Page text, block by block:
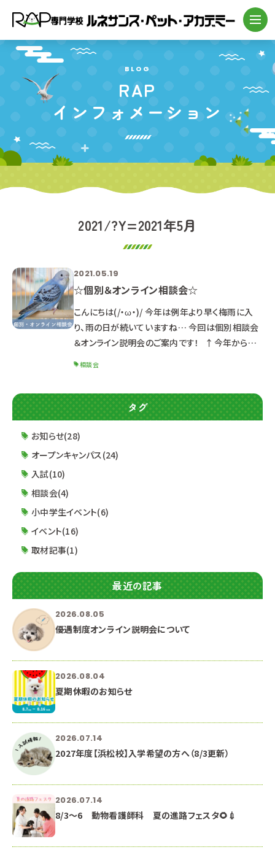
BLOG
RAP
インフォメーション
2021/?Y=2021年5月
2021.05.19
☆個別＆オンライン相談会☆
こんにちは(/・ω・)/ 今年は例年より早く梅雨に入
り、雨の日が続いていますね… 今回は個別相談会
＆オンライン説明会のご案内です！ ↑今年から学
相談会〇 内容：学科説明・入試説明・適性検査
（2022年度生のみ）・保護者説明・質疑応答など 平
日 9:00～17:00 ご希望の日時をお知らせくださ
い 〇個別入学相
相談会
タグ
お知らせ(28)
オープンキャンパス(24)
入試(10)
相談会(4)
小中学生イベント(6)
イベント(16)
取材記事(1)
最近の記事
2026.08.05
優遇制度オンライン説明会について
2026.08.04
夏期休暇のお知らせ
2026.07.14
2027年度【浜松校】入学希望の方へ（8/3更新）
2026.07.14
8/3～6 動物看護師科 夏の進路フェスタ🌻💉